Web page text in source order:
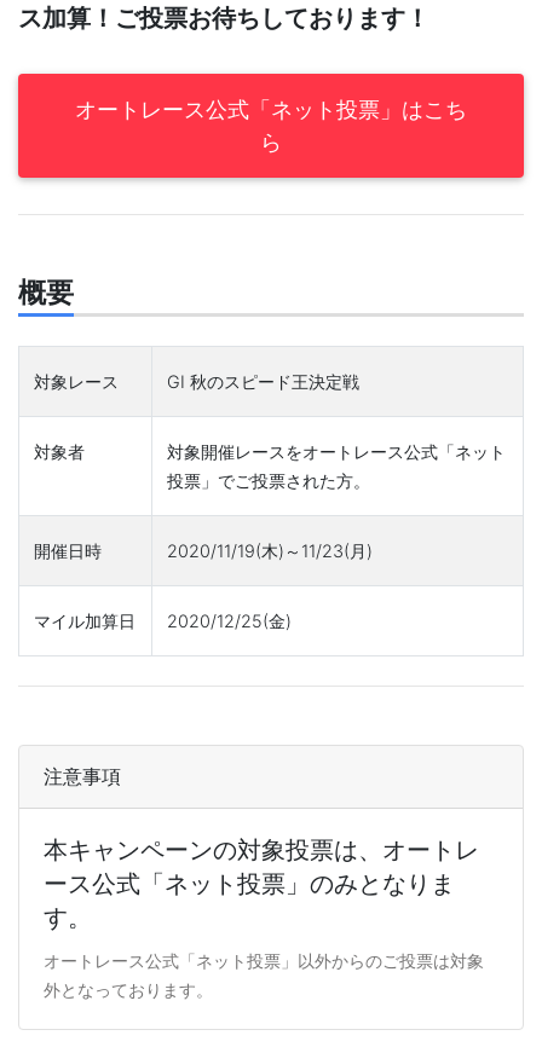
ス加算！ご投票お待ちしております！
オートレース公式「ネット投票」はこち
ら
概要
対象レース GI 秋のスピード王決定戦
対象者
対象開催レースをオートレース公式「ネット
投票」でご投票された方。
開催日時 2020/11/19(木)～11/23(月)
マイル加算日 2020/12/25(金)
注意事項
本キャンペーンの対象投票は、オートレ
ース公式「ネット投票」のみとなりま
す。
オートレース公式「ネット投票」以外からのご投票は対象
外となっております。